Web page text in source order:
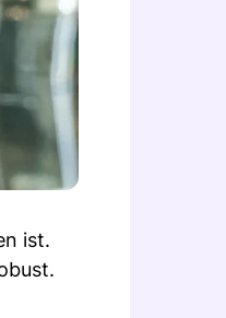
ist.